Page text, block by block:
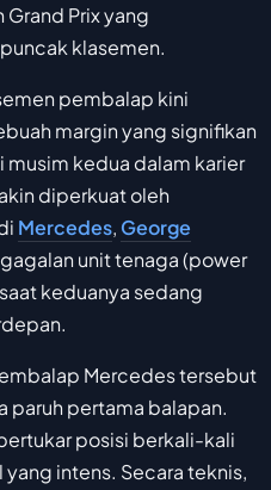
Prix yang
klasemen.
pembalap kini
margin yang signifikan
kedua dalam karier
diperkuat oleh
Mercedes, George
unit tenaga (power
keduanya sedang
Mercedes tersebut
paruh pertama balapan.
posisi berkali-kali
intens. Secara teknis,